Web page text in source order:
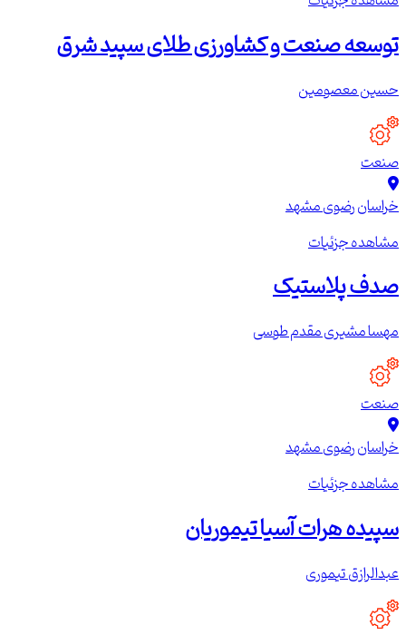
توسعه صنعت و کشاورزی طلای سپید شرق
حسین معصومین
صنعت
خراسان رضویمشهد
مشاهده جزئیات
صدف پلاستیک
مهسا مشیری مقدم طوسی
صنعت
خراسان رضویمشهد
مشاهده جزئیات
سپیده هرات آسیا تیموریان
عبدالرازق تیموری